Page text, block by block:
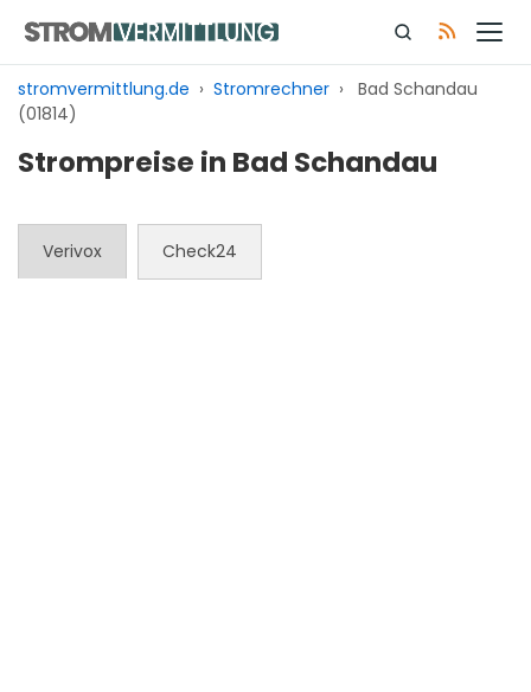
Inhalt
springen
stromvermittlung.de › Stromrechner › Bad Schandau
(01814)
Strompreise in Bad Schandau
Verivox Check24